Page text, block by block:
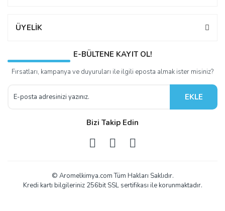
ÜYELİK
E-BÜLTENE KAYIT OL!
Fırsatları, kampanya ve duyuruları ile ilgili eposta almak ister misiniz?
EKLE
Bizi Takip Edin
© Aromelkimya.com Tüm Hakları Saklıdır.
Kredi kartı bilgileriniz 256bit SSL sertifikası ile korunmaktadır.